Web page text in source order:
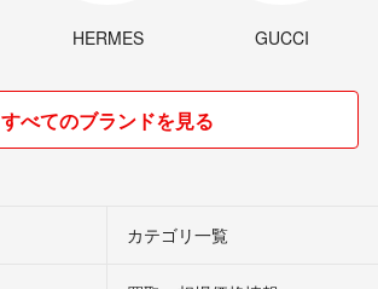
HERMES GUCCI
すべてのブランドを見る
カテゴリ一覧